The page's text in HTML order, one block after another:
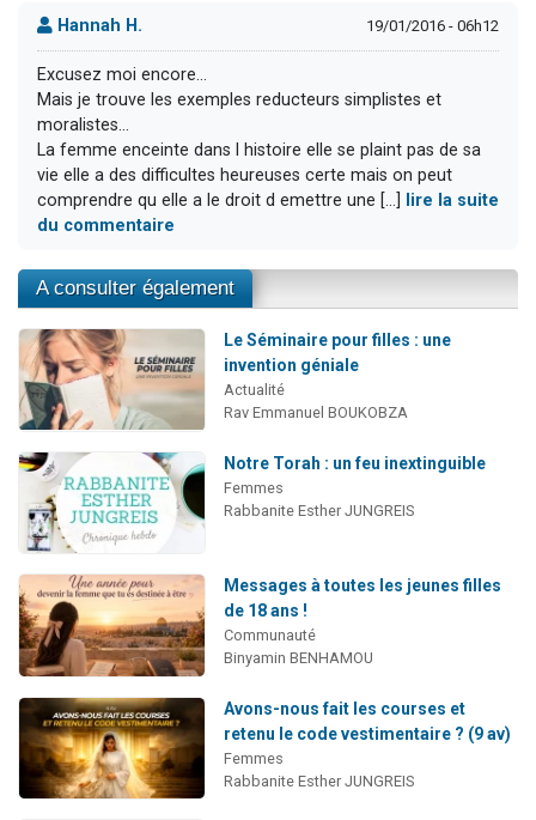
Hannah H. 19/01/2016 - 06h12
Excusez moi encore...
Mais je trouve les exemples reducteurs simplistes et
moralistes...
La femme enceinte dans l histoire elle se plaint pas de sa
vie elle a des difficultes heureuses certe mais on peut
comprendre qu elle a le droit d emettre une [...] lire la suite
du commentaire
A consulter également
Le Séminaire pour filles : une
invention géniale
Actualité
Rav Emmanuel BOUKOBZA
Notre Torah : un feu inextinguible
Femmes
Rabbanite Esther JUNGREIS
Messages à toutes les jeunes filles
de 18 ans !
Communauté
Binyamin BENHAMOU
Avons-nous fait les courses et
retenu le code vestimentaire ? (9 av)
Femmes
Rabbanite Esther JUNGREIS